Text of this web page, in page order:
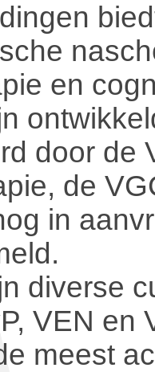
en
door de
de
in
diverse
VEN en
meest